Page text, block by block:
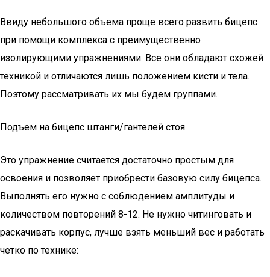
Ввиду небольшого объема проще всего развить бицепс
при помощи комплекса с преимущественно
изолирующими упражнениями. Все они обладают схожей
техникой и отличаются лишь положением кисти и тела.
Поэтому рассматривать их мы будем группами.
Подъем на бицепс штанги/гантелей стоя
Это упражнение считается достаточно простым для
освоения и позволяет приобрести базовую силу бицепса.
Выполнять его нужно с соблюдением амплитуды и
количеством повторений 8-12. Не нужно читинговать и
раскачивать корпус, лучше взять меньший вес и работать
четко по технике: